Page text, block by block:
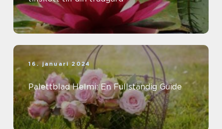
16. januari 2024
Palettblad Helmi: En Fullständig Guide